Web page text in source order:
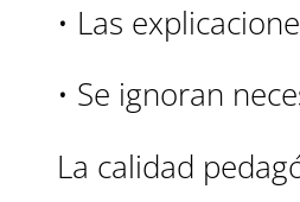
• Las
• Se ignoran
La calidad